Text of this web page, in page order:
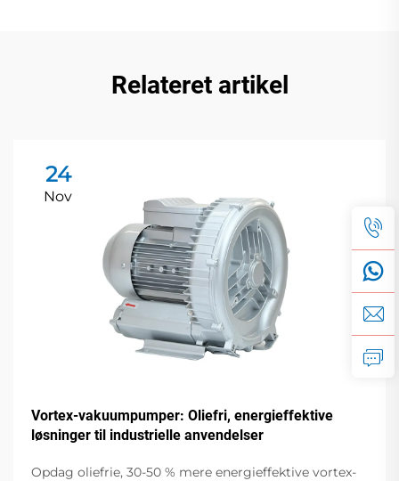
Relateret artikel
24
Nov
Vortex-vakuumpumper: Oliefri, energieffektive
løsninger til industrielle anvendelser
Opdag oliefrie, 30-50 % mere energieffektive vortex-